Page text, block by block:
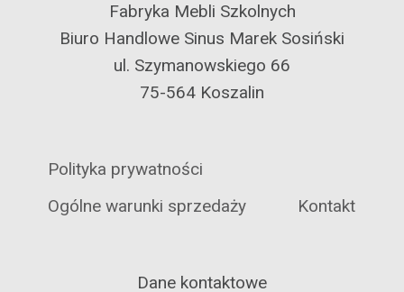
Fabryka Mebli Szkolnych
Biuro Handlowe Sinus Marek Sosiński
ul. Szymanowskiego 66
75-564 Koszalin
Polityka prywatności
Ogólne warunki sprzedaży
Kontakt
Dane kontaktowe